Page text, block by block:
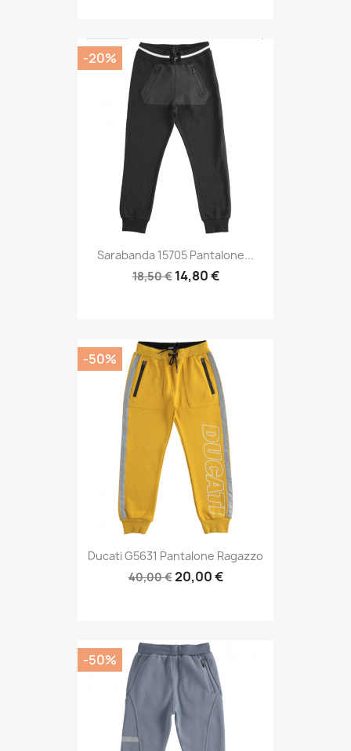
Sarabanda 15705 Pantalone...
18,50 € 14,80 €
-20%
Ducati G5631 Pantalone Ragazzo
40,00 €20,00 €
-50%
-50%